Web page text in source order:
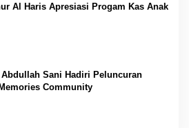
Al Haris Apresiasi Progam Kas Anak
Abdullah Sani Hadiri Peluncuran
Community